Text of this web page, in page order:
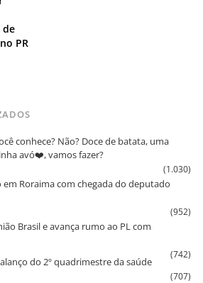
de
PR
conhece? Não? Doce de batata, uma
avó❤️, vamos fazer?
(1.030)
em Roraima com chegada do deputado
(952)
Brasil e avança rumo ao PL com
(742)
do 2º quadrimestre da saúde
(707)